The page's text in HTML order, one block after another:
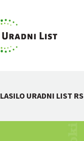
LASILO URADNI LIST RS